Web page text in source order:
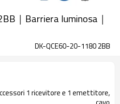
｜Barriera luminosa｜
DK-QCE60-20-1180 2BB
1 ricevitore e 1 emettitore,